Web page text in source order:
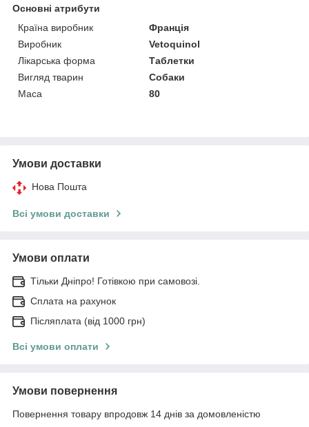
Основні атрибути
Країна виробник
Франція
Виробник
Vetoquinol
Лікарська форма
Таблетки
Вигляд тварин
Собаки
Маса
80
Умови доставки
Нова Пошта
Всі умови доставки
Умови оплати
Тільки Дніпро! Готівкою при самовозі.
Сплата на рахунок
Післяплата (від 1000 грн)
Всі умови оплати
Умови повернення
Повернення товару впродовж 14 днів за домовленістю